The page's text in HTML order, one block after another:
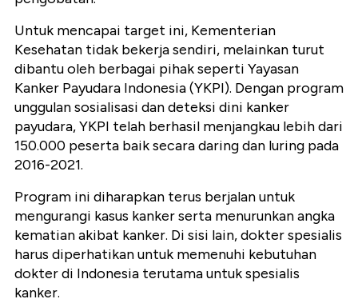
Untuk mencapai target ini, Kementerian
Kesehatan tidak bekerja sendiri, melainkan turut
dibantu oleh berbagai pihak seperti Yayasan
Kanker Payudara Indonesia (YKPI). Dengan program
unggulan sosialisasi dan deteksi dini kanker
payudara, YKPI telah berhasil menjangkau lebih dari
150.000 peserta baik secara daring dan luring pada
2016-2021.
Program ini diharapkan terus berjalan untuk
mengurangi kasus kanker serta menurunkan angka
kematian akibat kanker. Di sisi lain, dokter spesialis
harus diperhatikan untuk memenuhi kebutuhan
dokter di Indonesia terutama untuk spesialis
kanker.